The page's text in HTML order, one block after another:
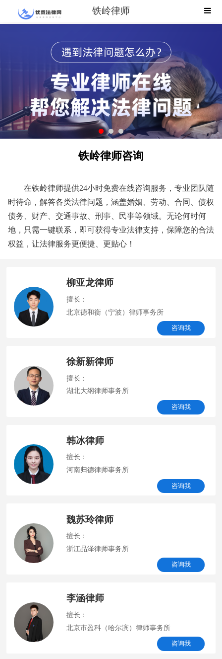
铁岭律师
铁岭律师咨询
在铁岭律师提供24小时免费在线咨询服务，专业团队随
时待命，解答各类法律问题，涵盖婚姻、劳动、合同、债权
债务、财产、交通事故、刑事、民事等领域。无论何时何
地，只需一键联系，即可获得专业法律支持，保障您的合法
权益，让法律服务更便捷、更贴心！
柳亚龙律师
擅长：
北京德和衡（宁波）律师事务所
咨询我
徐新新律师
擅长：
湖北大纲律师事务所
咨询我
韩冰律师
擅长：
河南归德律师事务所
咨询我
魏苏玲律师
擅长：
浙江品泽律师事务所
咨询我
李涵律师
擅长：
北京市盈科（哈尔滨）律师事务所
咨询我